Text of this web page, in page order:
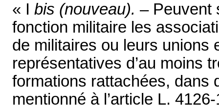
« I bis (nouveau). – Peuvent
fonction militaire les
de militaires ou leurs unions
représentatives d’au moins
formations rattachées, dans
mentionné à l’article L.